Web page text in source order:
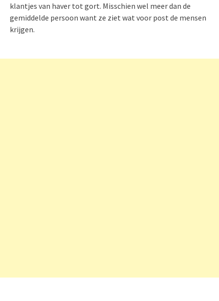
klantjes van haver tot gort. Misschien wel meer dan de
gemiddelde persoon want ze ziet wat voor post de mensen
krijgen.